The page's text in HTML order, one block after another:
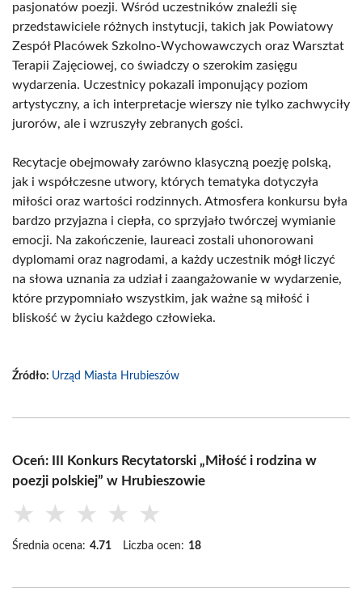
pasjonatów poezji. Wśród uczestników znaleźli się
przedstawiciele różnych instytucji, takich jak Powiatowy
Zespół Placówek Szkolno-Wychowawczych oraz Warsztat
Terapii Zajęciowej, co świadczy o szerokim zasięgu
wydarzenia. Uczestnicy pokazali imponujący poziom
artystyczny, a ich interpretacje wierszy nie tylko zachwyciły
jurorów, ale i wzruszyły zebranych gości.
Recytacje obejmowały zarówno klasyczną poezję polską,
jak i współczesne utwory, których tematyka dotyczyła
miłości oraz wartości rodzinnych. Atmosfera konkursu była
bardzo przyjazna i ciepła, co sprzyjało twórczej wymianie
emocji. Na zakończenie, laureaci zostali uhonorowani
dyplomami oraz nagrodami, a każdy uczestnik mógł liczyć
na słowa uznania za udział i zaangażowanie w wydarzenie,
które przypomniało wszystkim, jak ważne są miłość i
bliskość w życiu każdego człowieka.
Źródło: Urząd Miasta Hrubieszów
Oceń: III Konkurs Recytatorski „Miłość i rodzina w
poezji polskiej” w Hrubieszowie
★ ★ ★ ★ ★
Średnia ocena: 4.71 Liczba ocen: 18